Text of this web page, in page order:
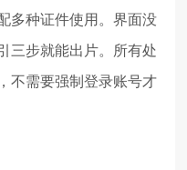
多种证件使用。界面没
三步就能出片。所有处
不需要强制登录账号才